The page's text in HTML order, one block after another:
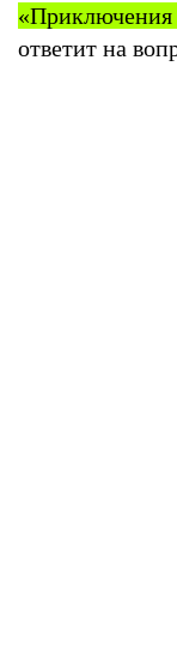
«Приключения
ответит на